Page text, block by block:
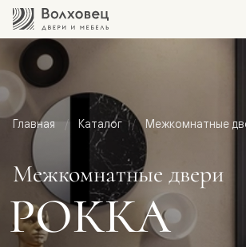
Главная Каталог Межкомнатные
Межкомнатные двери
РОККА